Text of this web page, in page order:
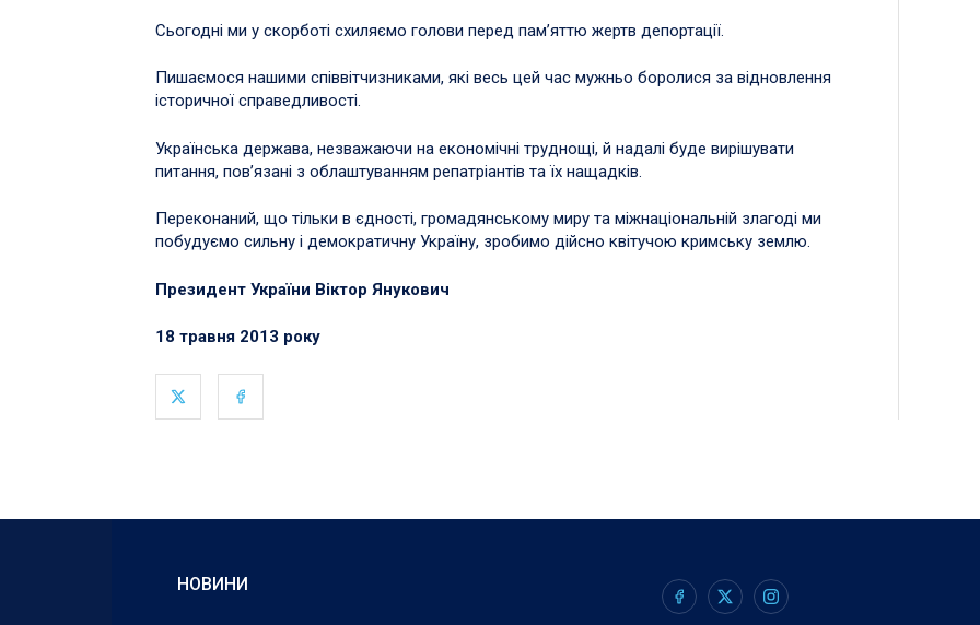
Сьогодні ми у скорботі схиляємо голови перед пам’яттю жертв депортації.
Пишаємося нашими співвітчизниками, які весь цей час мужньо боролися за відновлення
історичної справедливості.
Українська держава, незважаючи на економічні труднощі, й надалі буде вирішувати
питання, пов’язані з облаштуванням репатріантів та їх нащадків.
Переконаний, що тільки в єдності, громадянському миру та міжнаціональній злагоді ми
побудуємо сильну і демократичну Україну, зробимо дійсно квітучою кримську землю.
Президент України Віктор Янукович
18 травня 2013 року
НОВИНИ